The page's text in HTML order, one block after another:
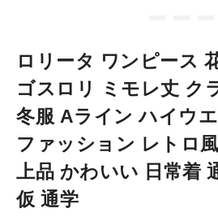
ロリータ ワンピース
ゴスロリ ミモレ丈 ク
冬服 Aライン ハイウ
ファッション レトロ
上品 かわいい 日常着
仮 通学